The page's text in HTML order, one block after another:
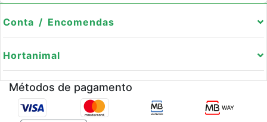
Conta / Encomendas
Hortanimal
Métodos de pagamento